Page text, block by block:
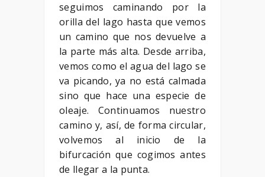
seguimos caminando por la
orilla del lago hasta que vemos
un camino que nos devuelve a
la parte más alta. Desde arriba,
vemos como el agua del lago se
va picando, ya no está calmada
sino que hace una especie de
oleaje. Continuamos nuestro
camino y, así, de forma circular,
volvemos al inicio de la
bifurcación que cogimos antes
de llegar a la punta.